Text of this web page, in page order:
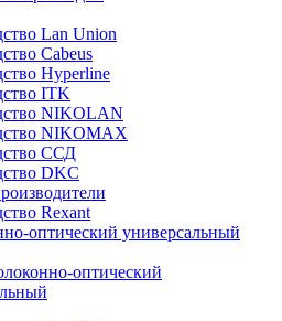
Lan Union
Cabeus
Hyperline
ITK
NIKOLAN
NIKOMAX
ССД
DKC
Rexant
оптический универсальный
оптический